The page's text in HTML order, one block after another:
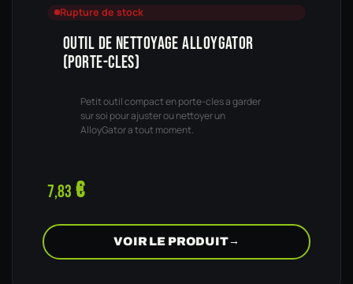
Rupture de stock
OUTIL DE NETTOYAGE ALLOYGATOR
(PORTE-CLES)
Petit outil compact en porte-cles a garder
sur soi pour ajuster ou nettoyer un
AlloyGator a tout moment.
7,83 €
VOIR LE PRODUIT→